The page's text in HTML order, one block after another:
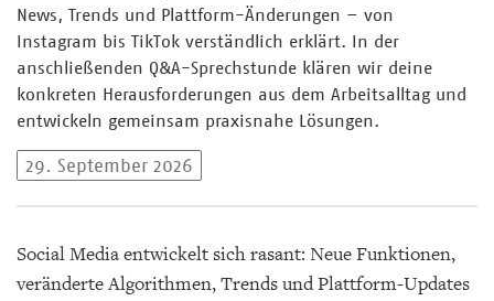
News, Trends und Plattform-Änderungen – von
Instagram bis TikTok verständlich erklärt. In der
anschließenden Q&A-Sprechstunde klären wir deine
konkreten Herausforderungen aus dem Arbeitsalltag und
entwickeln gemeinsam praxisnahe Lösungen.
29. September 2026
Social Media entwickelt sich rasant: Neue Funktionen,
veränderte Algorithmen, Trends und Plattform-Updates